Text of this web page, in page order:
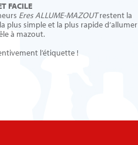
FACILE
Eres ALLUME-MAZOUTrestent la
plus simple et la plus rapide d’allumer
à mazout.
l’étiquette !